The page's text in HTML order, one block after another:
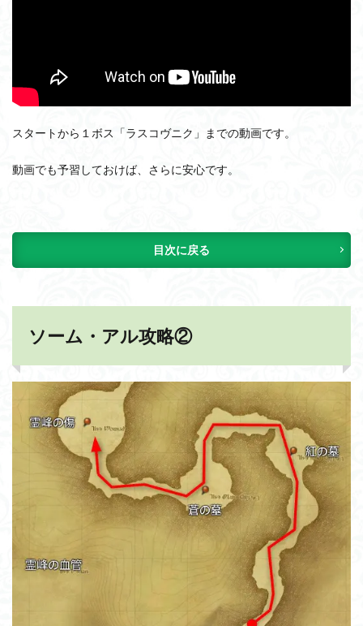
スタートから１ボス「ラスコヴニク」までの動画です。
動画でも予習しておけば、さらに安心です。
目次に戻る
ソーム・アル攻略②